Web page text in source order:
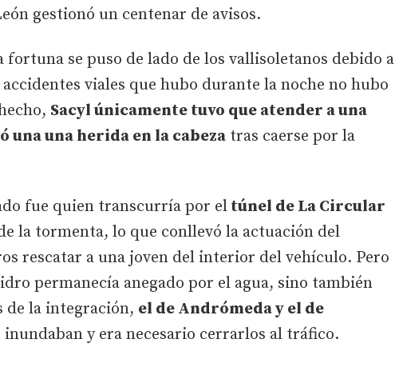
gestionó un centenar de avisos.
se puso de lado de los vallisoletanos debido a
viales que hubo durante la noche no hubo
Sacyl únicamente tuvo que atender a una
una una herida en la cabeza tras caerse por la
fue quien transcurría por el túnel de La Circular
la tormenta, lo que conllevó la actuación del
rescatar a una joven del interior del vehículo. Pero
permanecía anegado por el agua, sino también
de la integración, el de Andrómeda y el de
inundaban y era necesario cerrarlos al tráfico.